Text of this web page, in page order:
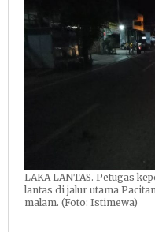
LAKA LANTAS. Petugas
lantas di jalur utama
malam. (Foto: Istimewa)